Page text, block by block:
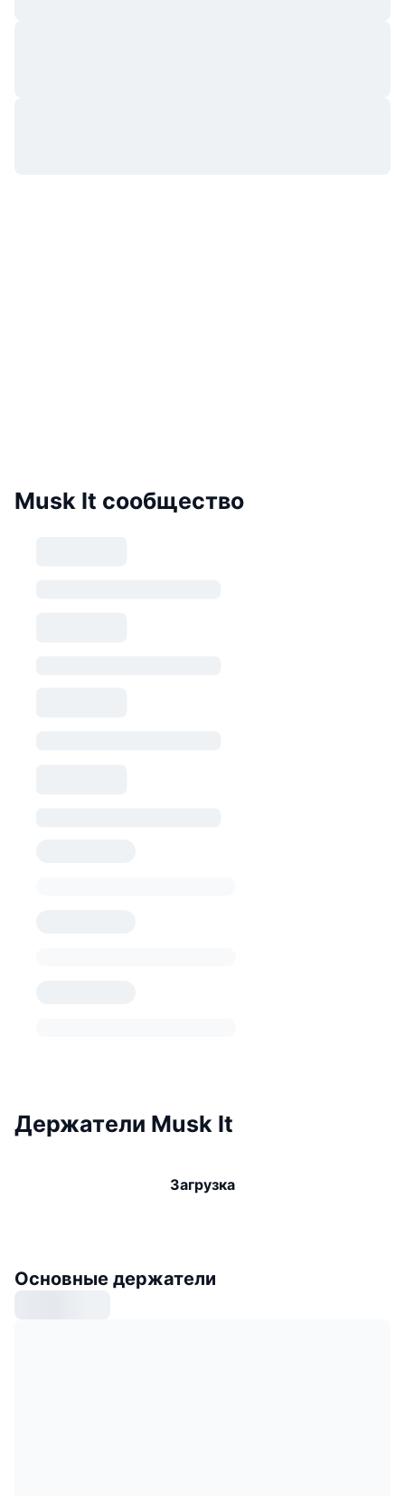
Musk It сообщество
Держатели Musk It
Загрузка
Основные держатели